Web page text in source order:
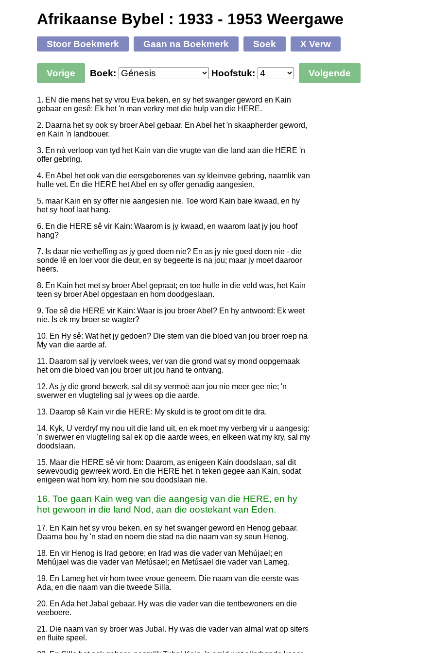
Afrikaanse Bybel : 1933 - 1953 Weergawe
Stoor Boekmerk Gaan na Boekmerk Soek X Verw
Vorige Boek: Hoofstuk: Volgende
1. EN die mens het sy vrou Eva beken, en sy het swanger geword en Kain
gebaar en gesê: Ek het 'n man verkry met die hulp van die HERE.
2. Daarna het sy ook sy broer Abel gebaar. En Abel het 'n skaapherder geword,
en Kain 'n landbouer.
3. En ná verloop van tyd het Kain van die vrugte van die land aan die HERE 'n
offer gebring.
4. En Abel het ook van die eersgeborenes van sy kleinvee gebring, naamlik van
hulle vet. En die HERE het Abel en sy offer genadig aangesien,
5. maar Kain en sy offer nie aangesien nie. Toe word Kain baie kwaad, en hy
het sy hoof laat hang.
6. En die HERE sê vir Kain: Waarom is jy kwaad, en waarom laat jy jou hoof
hang?
7. Is daar nie verheffing as jy goed doen nie? En as jy nie goed doen nie - die
sonde lê en loer voor die deur, en sy begeerte is na jou; maar jy moet daaroor
heers.
8. En Kain het met sy broer Abel gepraat; en toe hulle in die veld was, het Kain
teen sy broer Abel opgestaan en hom doodgeslaan.
9. Toe sê die HERE vir Kain: Waar is jou broer Abel? En hy antwoord: Ek weet
nie. Is ek my broer se wagter?
10. En Hy sê: Wat het jy gedoen? Die stem van die bloed van jou broer roep na
My van die aarde af.
11. Daarom sal jy vervloek wees, ver van die grond wat sy mond oopgemaak
het om die bloed van jou broer uit jou hand te ontvang.
12. As jy die grond bewerk, sal dit sy vermoë aan jou nie meer gee nie; 'n
swerwer en vlugteling sal jy wees op die aarde.
13. Daarop sê Kain vir die HERE: My skuld is te groot om dit te dra.
14. Kyk, U verdryf my nou uit die land uit, en ek moet my verberg vir u aangesig:
'n swerwer en vlugteling sal ek op die aarde wees, en elkeen wat my kry, sal my
doodslaan.
15. Maar die HERE sê vir hom: Daarom, as enigeen Kain doodslaan, sal dit
sewevoudig gewreek word. En die HERE het 'n teken gegee aan Kain, sodat
enigeen wat hom kry, hom nie sou doodslaan nie.
16. Toe gaan Kain weg van die aangesig van die HERE, en hy
het gewoon in die land Nod, aan die oostekant van Eden.
17. En Kain het sy vrou beken, en sy het swanger geword en Henog gebaar.
Daarna bou hy 'n stad en noem die stad na die naam van sy seun Henog.
18. En vir Henog is Irad gebore; en Irad was die vader van Mehújael; en
Mehújael was die vader van Metúsael; en Metúsael die vader van Lameg.
19. En Lameg het vir hom twee vroue geneem. Die naam van die eerste was
Ada, en die naam van die tweede Silla.
20. En Ada het Jabal gebaar. Hy was die vader van die tentbewoners en die
veeboere.
21. Die naam van sy broer was Jubal. Hy was die vader van almal wat op siters
en fluite speel.